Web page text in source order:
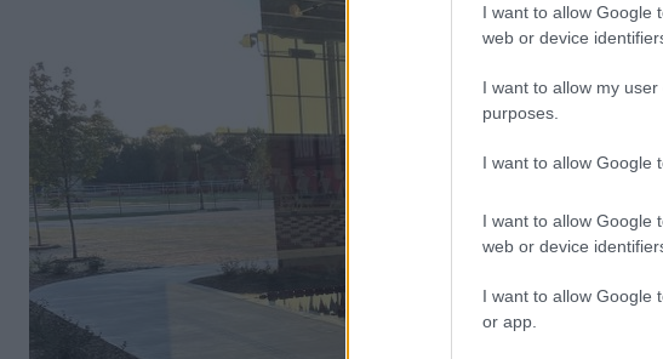
I want to allow Google
web or device
I want to allow my
purposes.
I want to allow Google
I want to allow Google
web or device
I want to allow Google
or app.